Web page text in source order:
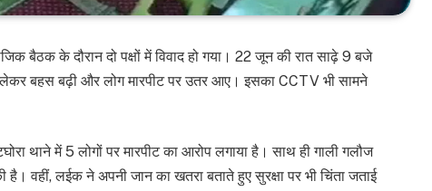
बैठक के दौरान दो पक्षों में विवाद हो गया। 22 जून की रात साढ़े 9 बजे
लेकर बहस बढ़ी और लोग मारपीट पर उतर आए। इसका CCTV भी सामने
थाने में 5 लोगों पर मारपीट का आरोप लगाया है। साथ ही गाली गलौज
वहीं, लईक ने अपनी जान का खतरा बताते हुए सुरक्षा पर भी चिंता जताई